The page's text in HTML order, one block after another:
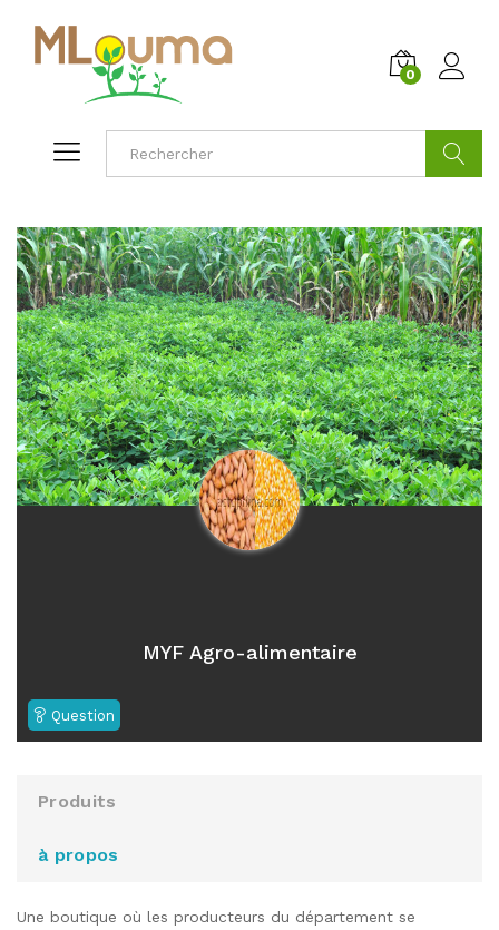
0
MYF Agro-alimentaire
Question
Produits
à propos
Une boutique où les producteurs du département se